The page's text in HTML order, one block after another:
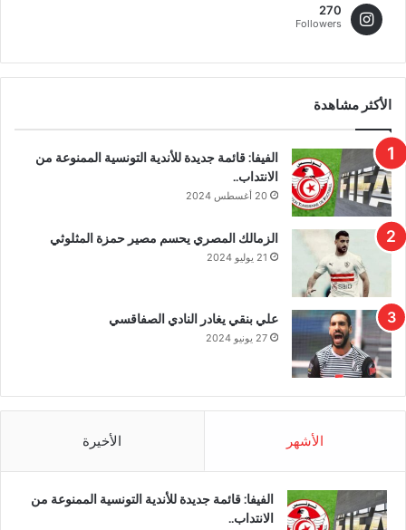
270
Followers
الأكثر مشاهدة
الفيفا: قائمة جديدة للأندية التونسية الممنوعة من
الانتداب..
20 أغسطس 2024
الزمالك المصري يحسم مصير حمزة المثلوثي
21 يوليو 2024
علي بنقي يغادر النادي الصفاقسي
27 يونيو 2024
الأشهر الأخيرة
الفيفا: قائمة جديدة للأندية التونسية الممنوعة من
الانتداب..